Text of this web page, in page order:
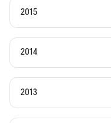
2015
2014
2013